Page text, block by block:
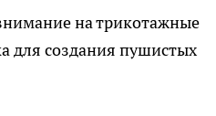
на трикотажные
для создания пушистых